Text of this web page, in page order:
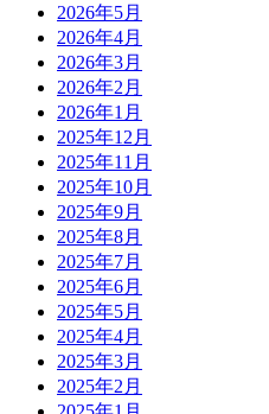
2026年5月
2026年4月
2026年3月
2026年2月
2026年1月
2025年12月
2025年11月
2025年10月
2025年9月
2025年8月
2025年7月
2025年6月
2025年5月
2025年4月
2025年3月
2025年2月